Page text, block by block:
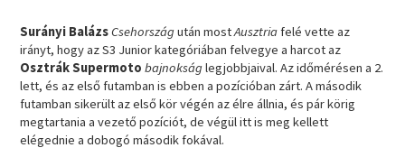
Surányi BalázsCsehországután mostAusztriafelé vette az
irányt, hogy az S3 Junior kategóriában felvegye a harcot az
Osztrák Supermotobajnokságlegjobbjaival. Az időmérésen a 2.
lett, és az első futamban is ebben a pozícióban zárt. A második
futamban sikerült az első kör végén az élre állnia, és pár körig
megtartania a vezető pozíciót, de végül itt is meg kellett
elégednie a dobogó második fokával.